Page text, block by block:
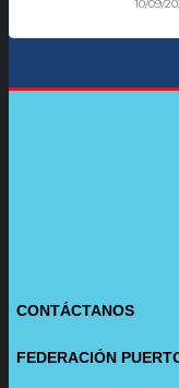
10/09/
CONTÁCTANOS
FEDERACIÓN